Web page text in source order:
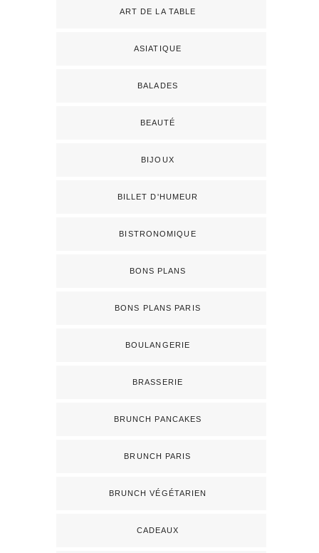
ART DE LA TABLE
ASIATIQUE
BALADES
BEAUTÉ
BIJOUX
BILLET D'HUMEUR
BISTRONOMIQUE
BONS PLANS
BONS PLANS PARIS
BOULANGERIE
BRASSERIE
BRUNCH PANCAKES
BRUNCH PARIS
BRUNCH VÉGÉTARIEN
CADEAUX